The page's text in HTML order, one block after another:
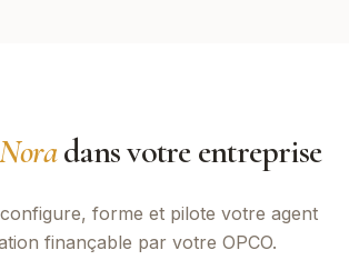
Noradans votre entreprise
configure, forme et pilote votre agent
finançable par votre OPCO.